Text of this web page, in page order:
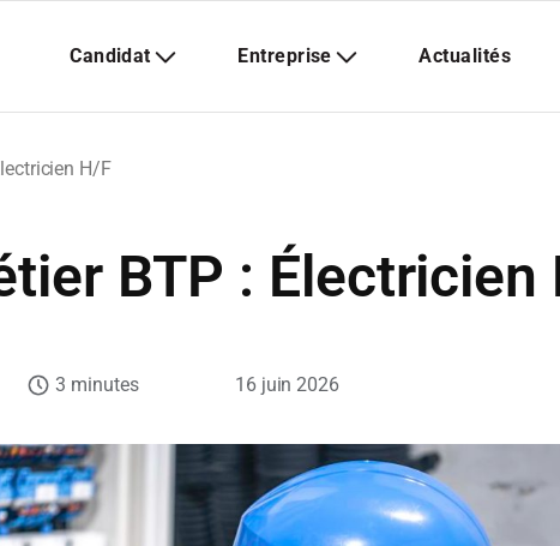
H/F
BTP : Électricien
3 minutes 16 juin 2026